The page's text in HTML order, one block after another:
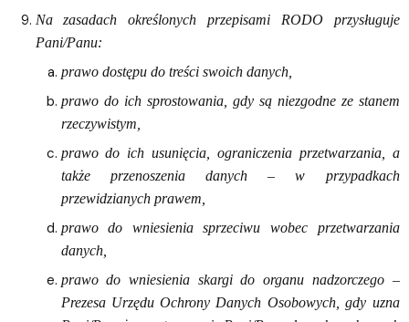
Na zasadach określonych przepisami RODO przysługuje
Pani/Panu:
prawo dostępu do treści swoich danych,
prawo do ich sprostowania, gdy są niezgodne ze stanem
rzeczywistym,
prawo do ich usunięcia, ograniczenia przetwarzania, a
także przenoszenia danych – w przypadkach
przewidzianych prawem,
prawo do wniesienia sprzeciwu wobec przetwarzania
danych,
prawo do wniesienia skargi do organu nadzorczego –
Prezesa Urzędu Ochrony Danych Osobowych, gdy uzna